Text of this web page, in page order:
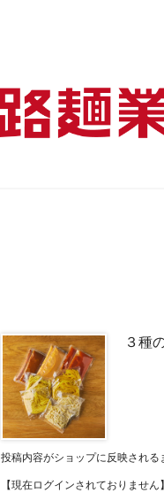
３種
投稿内容がショップに反映される
【現在ログインされておりません】